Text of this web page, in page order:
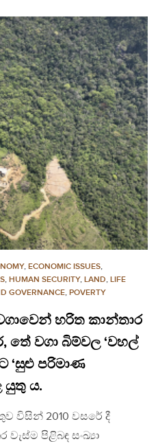
, ECONOMIC ISSUES,
, HUMAN SECURITY, LAND, LIFE
GOVERNANCE, POVERTY
හරිත කාන්තාර
තේ වගා බිම්වල ‘වහල්
‘සුළු පරිමාණ
යුතු ය.
විසින් 2010 වසරේ දී
පිළිබඳ සංඛ්‍යා